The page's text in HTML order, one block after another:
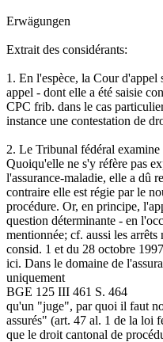
Erwägungen
Extrait des considérants:
1. En l'espèce, la Cour d'appel
appel - dont elle a été saisie
CPC frib. dans le cas
instance une contestation de
2. Le Tribunal fédéral
Quoiqu'elle ne s'y réfère pas
l'assurance-maladie, elle a dû
contraire elle est régie par le
procédure. Or, en principe,
question déterminante - en
mentionnée; cf. aussi les
consid. 1 et du 28 octobre
ici. Dans le domaine de
uniquement
BGE 125 III 461 S. 464
qu'un "juge", par quoi il faut
assurés" (art. 47 al. 1 de la loi
que le droit cantonal de